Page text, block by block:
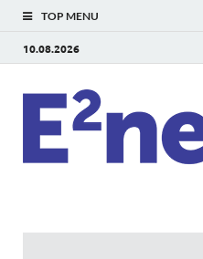
TOP MENU
10.08.2026